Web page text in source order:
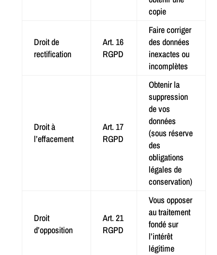
copie
Droit de
rectification
Art. 16
RGPD
Faire corriger
des données
inexactes ou
incomplètes
Droit à
l’effacement
Art. 17
RGPD
Obtenir la
suppression
de vos
données
(sous réserve
des
obligations
légales de
conservation)
Droit
d’opposition
Art. 21
RGPD
Vous opposer
au traitement
fondé sur
l’intérêt
légitime